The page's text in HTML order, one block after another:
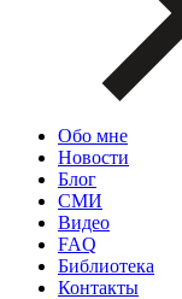
Обо мне
Новости
Блог
СМИ
Видео
FAQ
Библиотека
Контакты